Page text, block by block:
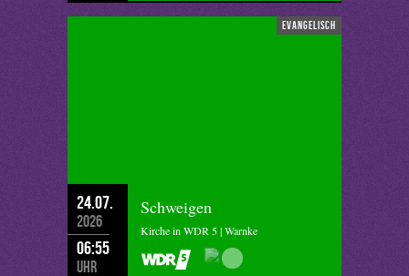
evangelisch
24.07.
2026
06:55
Uhr
Schweigen
Kirche in WDR 5 | Warnke